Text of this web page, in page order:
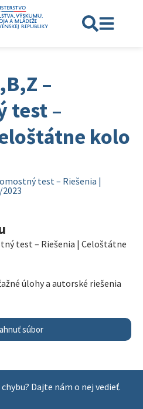
–
test –
kolo
test – Riešenia |
test – Riešenia | Celoštátne
úlohy a autorské riešenia
súbor
Dajte nám o nej vedieť.